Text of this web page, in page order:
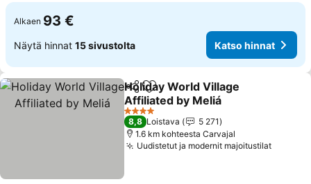
Alkaen 93 €
Näytä hinnat 15 sivustolta Katso hinnat
Jaa Lisää suosikkeihin
Holiday World Village
Affiliated by Meliá
Katso hinnat
4 Tähtiluokitus
8,8 Loistava
5 271
1.6 km kohteesta Carvajal
Uudistetut ja modernit majoitustilatKatso